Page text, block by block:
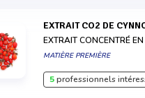
EXTRAIT CO2 DE
EXTRAIT CONCENTRÉ
MATIÈRE PREMIÈRE
5professionnels